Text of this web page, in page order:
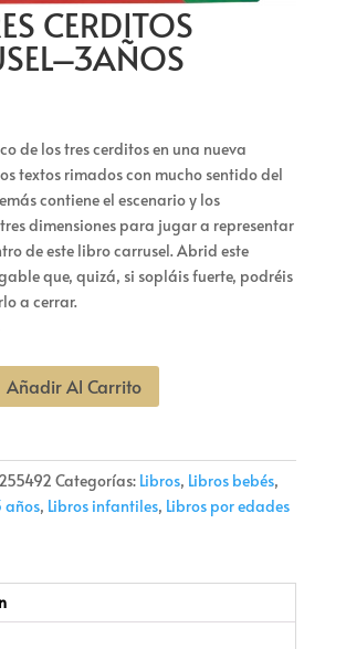
CERDITOS
de los tres cerditos en una nueva
textos rimados con mucho sentido del
contiene el escenario y los
dimensiones para jugar a representar
de este libro carrusel. Abrid este
que, quizá, si sopláis fuerte, podréis
a cerrar.
Añadir Al Carrito
Categorías: Libros, Libros bebés,
años, Libros infantiles, Libros por edades